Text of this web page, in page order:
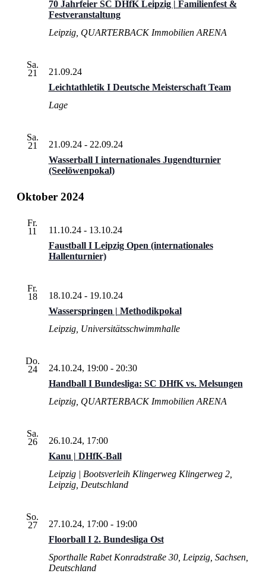
70 Jahrfeier SC DHfK Leipzig | Familienfest &
Festveranstaltung
Leipzig, QUARTERBACK Immobilien ARENA
Sa.
21
Leichtathletik I Deutsche Meisterschaft Team
21.09.24
Lage
Sa.
21
Wasserball I internationales Jugendturnier
(Seelöwenpokal)
21.09.24- 22.09.24
Oktober 2024
Fr.
11
Faustball I Leipzig Open (internationales
Hallenturnier)
11.10.24- 13.10.24
Fr.
18
Wasserspringen | Methodikpokal
18.10.24- 19.10.24
Leipzig, Universitätsschwimmhalle
Do.
24
Handball I Bundesliga: SC DHfK vs. Melsungen
24.10.24, 19:00- 20:30
Leipzig, QUARTERBACK Immobilien ARENA
Sa.
26
Kanu | DHfK-Ball
26.10.24, 17:00
Leipzig | Bootsverleih Klingerweg Klingerweg 2,
Leipzig, Deutschland
So.
27
Floorball I 2. Bundesliga Ost
27.10.24, 17:00- 19:00
Sporthalle Rabet Konradstraße 30, Leipzig, Sachsen,
Deutschland